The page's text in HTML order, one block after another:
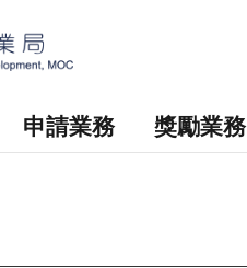
申請業務 獎勵業務